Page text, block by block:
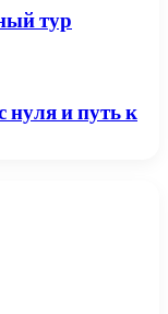
тур
нуля и путь к